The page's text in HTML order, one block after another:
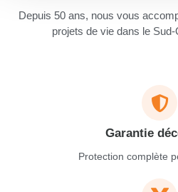
Depuis 50 ans, nous vous
projets de vie dans le
Garantie
Protection complète